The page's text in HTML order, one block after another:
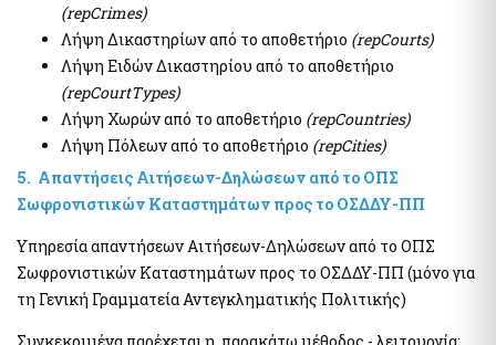
Μεταφορικό Ισοδύναμο
Στοιχεία Πολιτών και εξ Αποστάσεως Εξυπηρέτηση
myConsulLive - Εξυπηρέτηση με τηλεδιάσκεψη από
Προξενική Αρχή του Υπουργείου Εξωτερικών
myKEPlive - Εξυπηρέτηση με τηλεδιάσκεψη από Κέντρο
Εξυπηρέτησης Πολιτών (ΚΕΠ)
Ηλεκτρονικό αίτημα ραντεβού σε Κέντρο Εξυπηρέτησης
myEFKALive - Εξυπηρέτηση με τηλεδιάσκεψη από τον e-ΕΦΚΑ
Πλατφόρμα Φυσικού Ραντεβού ΔΥΠΑ
myDIMOSlive – Eξυπηρέτηση με τηλεδιάσκεψη από τον Δήμο
(repCrimes)
Λήψη Δικαστηρίων από το αποθετήριο (repCourts)
Λήψη Ειδών Δικαστηρίου από το αποθετήριο
(repCourtTypes)
Λήψη Χωρών από το αποθετήριο (repCountries)
Λήψη Πόλεων από το αποθετήριο (repCities)
5. Απαντήσεις Αιτήσεων-Δηλώσεων από το ΟΠΣ
Σωφρονιστικών Καταστημάτων προς το ΟΣΔΔΥ-ΠΠ
Υπηρεσία απαντήσεων Αιτήσεων-Δηλώσεων από το ΟΠΣ
Σωφρονιστικών Καταστημάτων προς το ΟΣΔΔΥ-ΠΠ (μόνο για
τη Γενική Γραμματεία Αντεγκληματικής Πολιτικής)